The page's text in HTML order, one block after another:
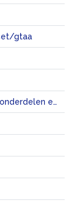
gtaa
04R3 specifieke bouwwerken, onderdelen en landschapselementen